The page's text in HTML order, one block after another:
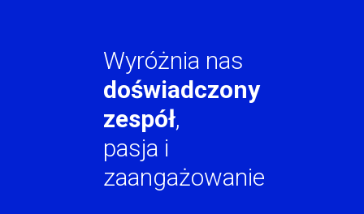
Wyróżnia nas
doświadczony
zespół,
pasja i
zaangażowanie